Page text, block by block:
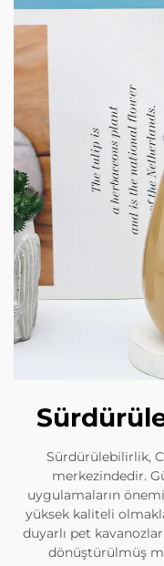
Sürdürülebilirlik,
merkezindedir.
uygulamaların
yüksek kaliteli
duyarlı pet
dönüştürülmüş